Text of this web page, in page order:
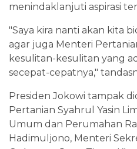
menindaklanjuti aspirasi
"Saya kira nanti akan kita
agar juga Menteri
kesulitan-kesulitan yang
secepat-cepatnya,"
Presiden Jokowi tampak
Pertanian Syahrul Yasin
Umum dan Perumahan
Hadimuljono, Menteri